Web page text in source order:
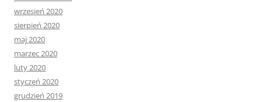
wrzesień 2020
sierpień 2020
maj 2020
marzec 2020
luty 2020
styczeń 2020
grudzień 2019